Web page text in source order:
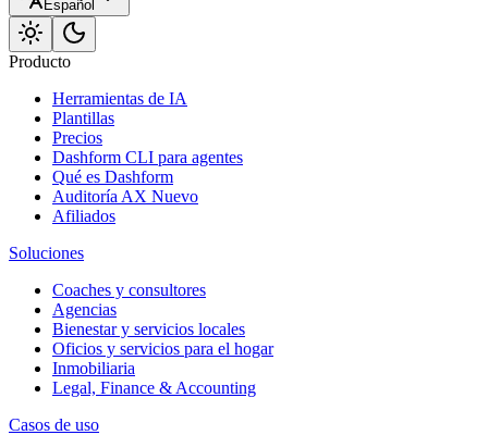
Español
Producto
Herramientas de IA
Plantillas
Precios
Dashform CLI para agentes
Qué es Dashform
Auditoría AX Nuevo
Afiliados
Soluciones
Coaches y consultores
Agencias
Bienestar y servicios locales
Oficios y servicios para el hogar
Inmobiliaria
Legal, Finance & Accounting
Casos de uso